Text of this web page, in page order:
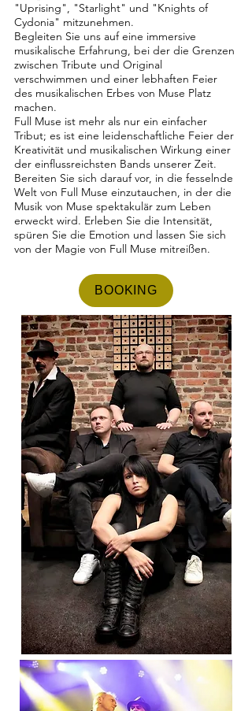
"Uprising", "Starlight" und "Knights of
Cydonia" mitzunehmen.
Begleiten Sie uns auf eine immersive
musikalische Erfahrung, bei der die Grenzen
zwischen Tribute und Original
verschwimmen und einer lebhaften Feier
des musikalischen Erbes von Muse Platz
machen.
Full Muse ist mehr als nur ein einfacher
Tribut; es ist eine leidenschaftliche Feier der
Kreativität und musikalischen Wirkung einer
der einflussreichsten Bands unserer Zeit.
Bereiten Sie sich darauf vor, in die fesselnde
Welt von Full Muse einzutauchen, in der die
Musik von Muse spektakulär zum Leben
erweckt wird. Erleben Sie die Intensität,
spüren Sie die Emotion und lassen Sie sich
von der Magie von Full Muse mitreißen.
BOOKING